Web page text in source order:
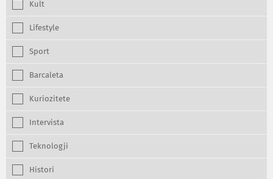
Kult
Lifestyle
Sport
Barcaleta
Kuriozitete
Intervista
Teknologji
Histori